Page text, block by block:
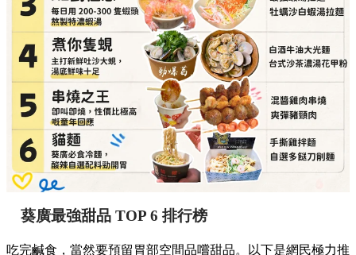
葵廣最強甜品 TOP 6 排行榜
吃完鹹食，當然要預留胃部空間品嚐甜品。以下是網民極力推